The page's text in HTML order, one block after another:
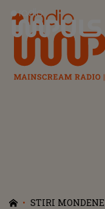
Radio Impuls
STIRI MONDENE